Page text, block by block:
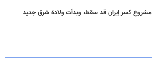
مشروع كسر إيران قد سقط، وبدأت ولادة شرق جديد